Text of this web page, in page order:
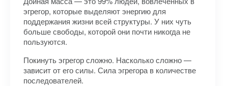
эгрегор, которые выделяют энергию для
поддержания жизни всей структуры. У них чуть
больше свободы, которой они почти никогда не
пользуются.
Покинуть эгрегор сложно. Насколько сложно —
зависит от его силы. Сила эгрегора в количестве
последователей.